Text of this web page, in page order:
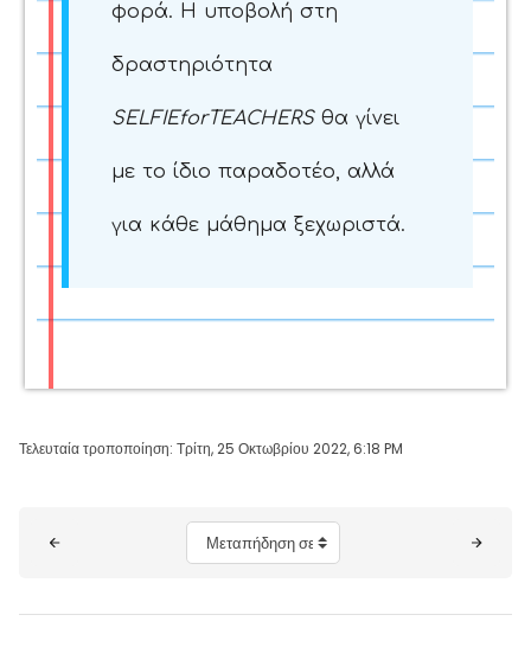
φορά. Η υποβολή στη
δραστηριότητα
SELFIEforTEACHERSθα γίνει
με το ίδιο παραδοτέο, αλλά
για κάθε μάθημα ξεχωριστά.
Τελευταία τροποποίηση: Τρίτη, 25 Οκτωβρίου 2022, 6:18 PM
Μεταπήδηση σε...